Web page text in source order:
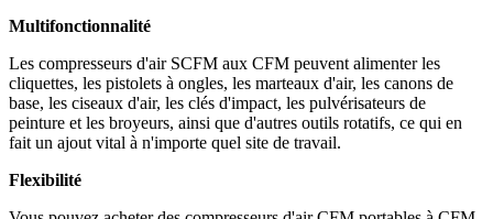
Multifonctionnalité
Les compresseurs d'air SCFM aux CFM peuvent alimenter les
cliquettes, les pistolets à ongles, les marteaux d'air, les canons de
base, les ciseaux d'air, les clés d'impact, les pulvérisateurs de
peinture et les broyeurs, ainsi que d'autres outils rotatifs, ce qui en
fait un ajout vital à n'importe quel site de travail.
Flexibilité